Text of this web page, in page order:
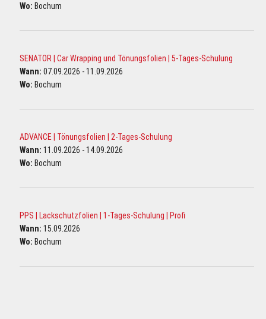
Wo: Bochum
SENATOR | Car Wrapping und Tönungsfolien | 5-Tages-Schulung
Wann: 07.09.2026 - 11.09.2026
Wo: Bochum
ADVANCE | Tönungsfolien | 2-Tages-Schulung
Wann: 11.09.2026 - 14.09.2026
Wo: Bochum
PPS | Lackschutzfolien | 1-Tages-Schulung | Profi
Wann: 15.09.2026
Wo: Bochum